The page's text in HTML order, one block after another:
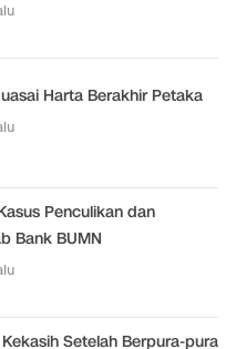
Harta Berakhir Petaka
Penculikan dan
Bank BUMN
Setelah Berpura-pura